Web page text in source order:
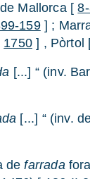
Mallorca [
159] ;
1750] , Pòrtol
[...] “ (inv.
[...] “ (inv.
defarrada